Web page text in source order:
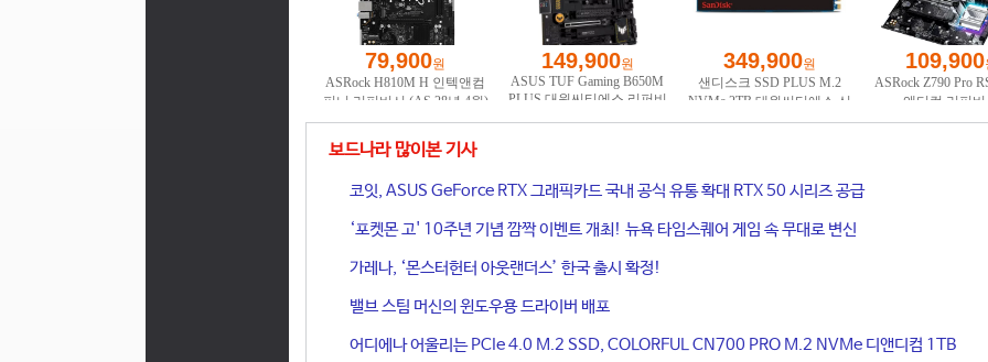
보드나라 많이본 기사
코잇, ASUS GeForce RTX 그래픽카드 국내 공식 유통 확대 RTX 50 시리즈 공급
‘포켓몬 고' 10주년 기념 깜짝 이벤트 개최! 뉴욕 타임스퀘어 게임 속 무대로 변신
가레나, ‘몬스터헌터 아웃랜더스’ 한국 출시 확정!
밸브 스팀 머신의 윈도우용 드라이버 배포
어디에나 어울리는 PCIe 4.0 M.2 SSD, COLORFUL CN700 PRO M.2 NVMe 디앤디컴 1TB